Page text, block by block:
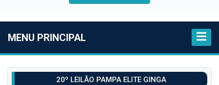
MENU PRINCIPAL
20º LEILÃO PAMPA ELITE GINGA